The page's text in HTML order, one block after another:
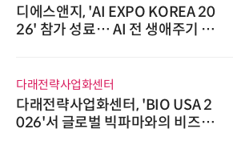
디에스앤지, 'AI EXPO KOREA 20
26' 참가 성료… AI 전 생애주기 아
다래전략사업화센터
다래전략사업화센터, 'BIO USA 2
026'서 글로벌 빅파마와의 비즈니